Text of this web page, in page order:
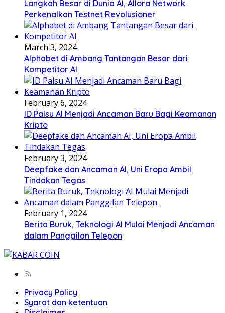
Langkah Besar di Dunia AI, Allora Network
Perkenalkan Testnet Revolusioner
March 3, 2024
Alphabet di Ambang Tantangan Besar dari
Kompetitor AI
February 6, 2024
ID Palsu AI Menjadi Ancaman Baru Bagi Keamanan
Kripto
February 3, 2024
Deepfake dan Ancaman AI, Uni Eropa Ambil
Tindakan Tegas
February 1, 2024
Berita Buruk, Teknologi AI Mulai Menjadi Ancaman
dalam Panggilan Telepon
Privacy Policy
Syarat dan ketentuan